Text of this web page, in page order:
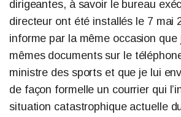
dirigeantes, à savoir le bureau
directeur ont été installés le 7 mai
informe par la même occasion que
mêmes documents sur le
ministre des sports et que je lui
de façon formelle un courrier qui
situation catastrophique actuelle